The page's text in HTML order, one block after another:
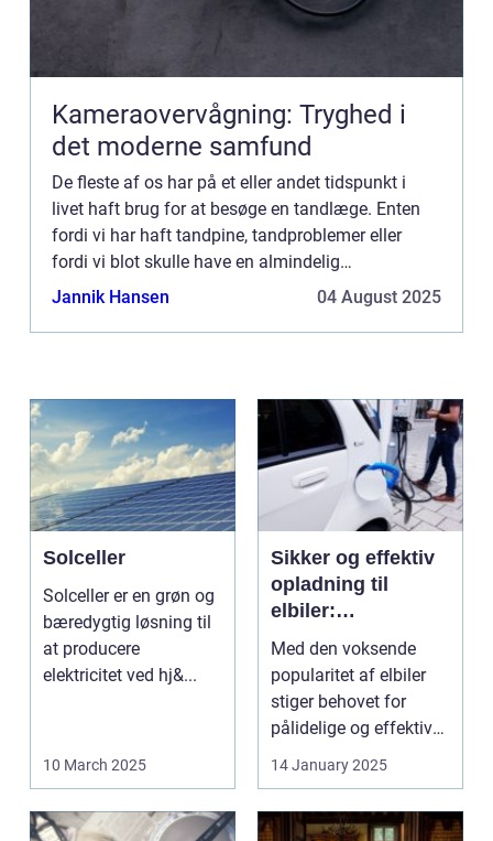
Kameraovervågning: Tryghed i
det moderne samfund
De fleste af os har på et eller andet tidspunkt i
livet haft brug for at besøge en tandlæge. Enten
fordi vi har haft tandpine, tandproblemer eller
fordi vi blot skulle have en almindelig
undersøgelse. Uanset grunden, så...
Jannik Hansen 04 August 2025
Solceller
Solceller er en grøn og
bæredygtig løsning til
at producere
elektricitet ved hj&...
10 March 2025
Sikker og effektiv
opladning til
elbiler:
Ladeboksens
vigtige rolle
Med den voksende
popularitet af elbiler
stiger behovet for
pålidelige og effektive
opladningsl...
14 January 2025